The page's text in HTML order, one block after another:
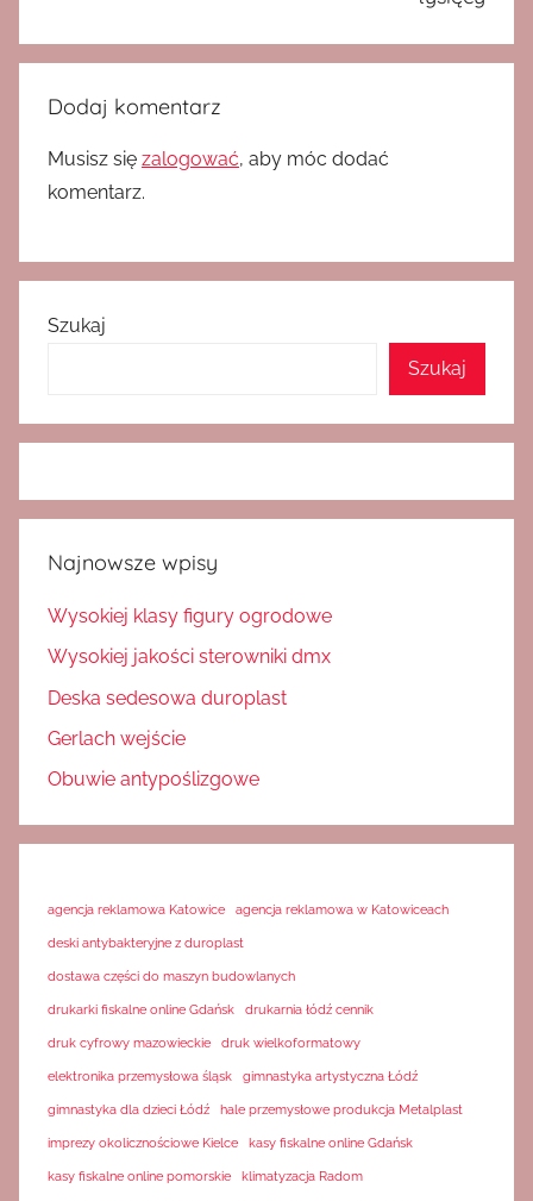
Dodaj komentarz
Musisz się zalogować, aby móc dodać
komentarz.
Szukaj
Szukaj
Najnowsze wpisy
Wysokiej klasy figury ogrodowe
Wysokiej jakości sterowniki dmx
Deska sedesowa duroplast
Gerlach wejście
Obuwie antypoślizgowe
agencja reklamowa Katowice agencja reklamowa w Katowiceach
deski antybakteryjne z duroplast
dostawa części do maszyn budowlanych
drukarki fiskalne online Gdańsk drukarnia łódź cennik
druk cyfrowy mazowieckie druk wielkoformatowy
elektronika przemysłowa śląsk gimnastyka artystyczna Łódź
gimnastyka dla dzieci Łódź hale przemysłowe produkcja Metalplast
imprezy okolicznościowe Kielce kasy fiskalne online Gdańsk
kasy fiskalne online pomorskie klimatyzacja Radom